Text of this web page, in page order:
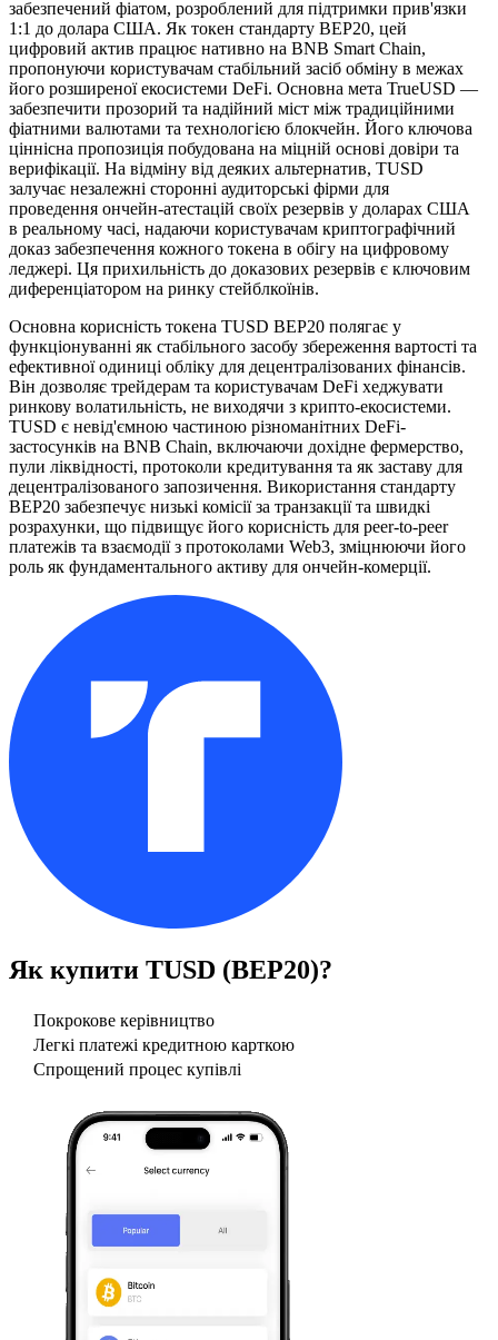
забезпечений фіатом, розроблений для підтримки прив'язки
1:1 до долара США. Як токен стандарту BEP20, цей
цифровий актив працює нативно на BNB Smart Chain,
пропонуючи користувачам стабільний засіб обміну в межах
його розширеної екосистеми DeFi. Основна мета TrueUSD —
забезпечити прозорий та надійний міст між традиційними
фіатними валютами та технологією блокчейн. Його ключова
ціннісна пропозиція побудована на міцній основі довіри та
верифікації. На відміну від деяких альтернатив, TUSD
залучає незалежні сторонні аудиторські фірми для
проведення ончейн-атестацій своїх резервів у доларах США
в реальному часі, надаючи користувачам криптографічний
доказ забезпечення кожного токена в обігу на цифровому
леджері. Ця прихильність до доказових резервів є ключовим
диференціатором на ринку стейблкоїнів.
Основна корисність токена TUSD BEP20 полягає у
функціонуванні як стабільного засобу збереження вартості та
ефективної одиниці обліку для децентралізованих фінансів.
Він дозволяє трейдерам та користувачам DeFi хеджувати
ринкову волатильність, не виходячи з крипто-екосистеми.
TUSD є невід'ємною частиною різноманітних DeFi-
застосунків на BNB Chain, включаючи дохідне фермерство,
пули ліквідності, протоколи кредитування та як заставу для
децентралізованого запозичення. Використання стандарту
BEP20 забезпечує низькі комісії за транзакції та швидкі
розрахунки, що підвищує його корисність для peer-to-peer
платежів та взаємодії з протоколами Web3, зміцнюючи його
роль як фундаментального активу для ончейн-комерції.
Як купити TUSD (BEP20)?
Покрокове керівництво
Легкі платежі кредитною карткою
Спрощений процес купівлі